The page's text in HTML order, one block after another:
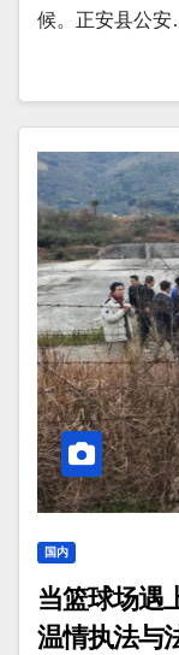
候。正安县公
国内
当篮球场遇
温情执法与